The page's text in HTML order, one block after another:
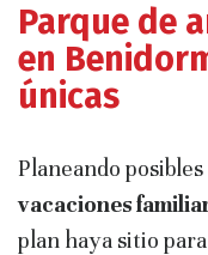
Parque de
en
únicas
Planeando
vacaciones
plan haya sitio